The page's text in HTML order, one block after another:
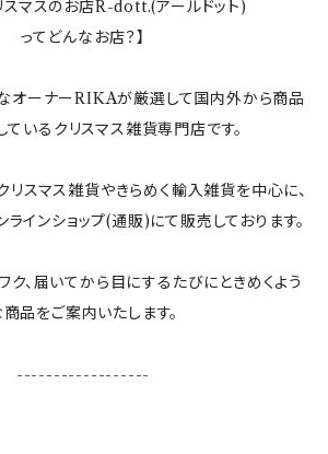
貨
スマスのお店R-dott.(アールドット)
ってどんなお店？】
オーナーRIKAが厳選して国内外から商品
ているクリスマス雑貨専門店です。
リスマス雑貨やきらめく輸入雑貨を中心に、
インショップ(通販)にて販売しております。
ク、届いてから目にするたびにときめくよう
商品をご案内いたします。
------------------